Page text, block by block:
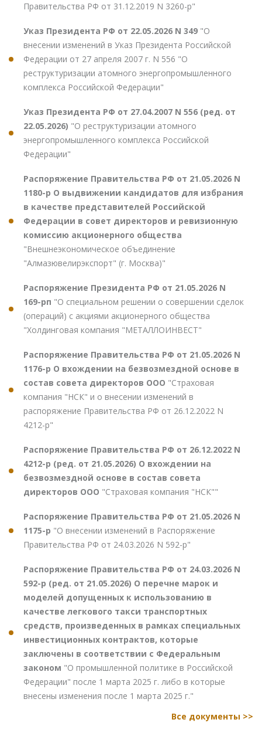
Правительства РФ от 31.12.2019 N 3260-р"
Указ Президента РФ от 22.05.2026 N 349 "О
внесении изменений в Указ Президента Российской
Федерации от 27 апреля 2007 г. N 556 "О
реструктуризации атомного энергопромышленного
комплекса Российской Федерации"
Указ Президента РФ от 27.04.2007 N 556 (ред. от
22.05.2026) "О реструктуризации атомного
энергопромышленного комплекса Российской
Федерации"
Распоряжение Правительства РФ от 21.05.2026 N
1180-р О выдвижении кандидатов для избрания
в качестве представителей Российской
Федерации в совет директоров и ревизионную
комиссию акционерного общества
"Внешнеэкономическое объединение
"Алмазювелирэкспорт" (г. Москва)"
Распоряжение Президента РФ от 21.05.2026 N
169-рп "О специальном решении о совершении сделок
(операций) с акциями акционерного общества
"Холдинговая компания "МЕТАЛЛОИНВЕСТ"
Распоряжение Правительства РФ от 21.05.2026 N
1176-р О вхождении на безвозмездной основе в
состав совета директоров ООО "Страховая
компания "НСК" и о внесении изменений в
распоряжение Правительства РФ от 26.12.2022 N
4212-р"
Распоряжение Правительства РФ от 26.12.2022 N
4212-р (ред. от 21.05.2026) О вхождении на
безвозмездной основе в состав совета
директоров ООО "Страховая компания "НСК""
Распоряжение Правительства РФ от 21.05.2026 N
1175-р "О внесении изменений в Распоряжение
Правительства РФ от 24.03.2026 N 592-р"
Распоряжение Правительства РФ от 24.03.2026 N
592-р (ред. от 21.05.2026) О перечне марок и
моделей допущенных к использованию в
качестве легкового такси транспортных
средств, произведенных в рамках специальных
инвестиционных контрактов, которые
заключены в соответствии с Федеральным
законом "О промышленной политике в Российской
Федерации" после 1 марта 2025 г. либо в которые
внесены изменения после 1 марта 2025 г."
Все документы >>